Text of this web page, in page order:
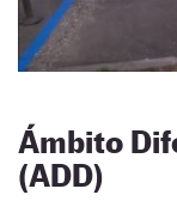
Ámbito
(ADD)